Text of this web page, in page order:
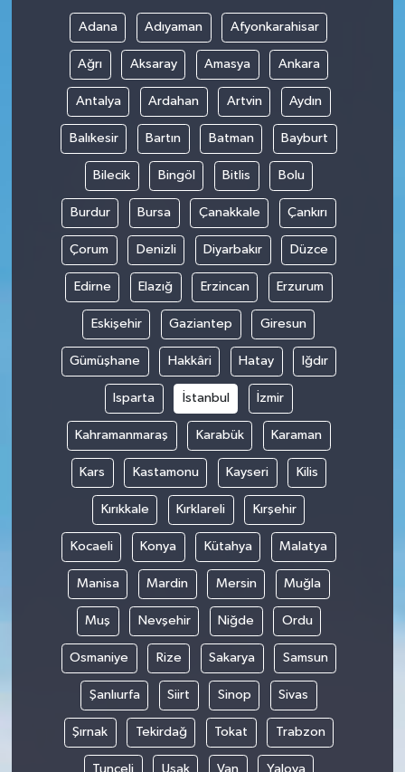
Adana Adıyaman Afyonkarahisar
Ağrı Aksaray Amasya Ankara
Antalya Ardahan Artvin Aydın
Balıkesir Bartın Batman Bayburt
Bilecik Bingöl Bitlis Bolu
Burdur Bursa Çanakkale Çankırı
Çorum Denizli Diyarbakır Düzce
Edirne Elazığ Erzincan Erzurum
Eskişehir Gaziantep Giresun
Gümüşhane Hakkâri Hatay Iğdır
Isparta İstanbul İzmir
Kahramanmaraş Karabük Karaman
Kars Kastamonu Kayseri Kilis
Kırıkkale Kırklareli Kırşehir
Kocaeli Konya Kütahya Malatya
Manisa Mardin Mersin Muğla
Muş Nevşehir Niğde Ordu
Osmaniye Rize Sakarya Samsun
Şanlıurfa Siirt Sinop Sivas
Şırnak Tekirdağ Tokat Trabzon
Tunceli Uşak Van Yalova